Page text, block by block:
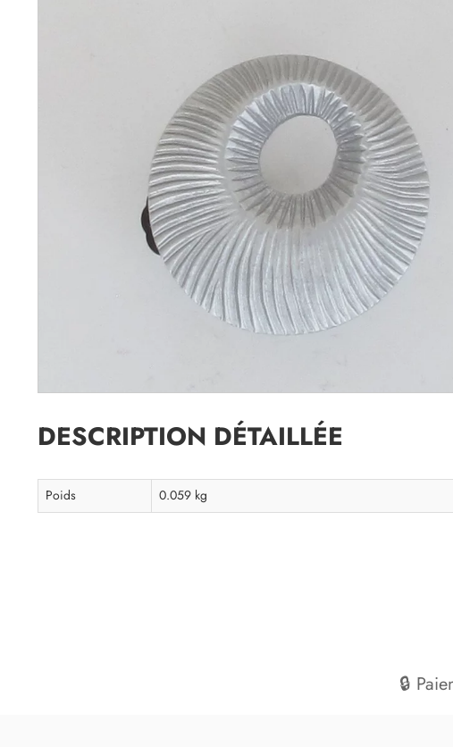
DESCRIPTION DÉTAILLÉE
Poids 0.059 kg
🔒